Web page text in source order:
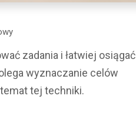
zadania i łatwiej osiągać
wyznaczanie celów
tej techniki.